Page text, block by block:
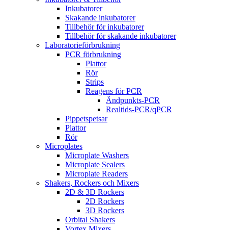
Inkubatorer
Skakande inkubatorer
Tillbehör för inkubatorer
Tillbehör för skakande inkubatorer
Laboratorieförbrukning
PCR förbrukning
Plattor
Rör
Strips
Reagens för PCR
Ändpunkts-PCR
Realtids-PCR/qPCR
Pippetspetsar
Plattor
Rör
Microplates
Microplate Washers
Microplate Sealers
Microplate Readers
Shakers, Rockers och Mixers
2D & 3D Rockers
2D Rockers
3D Rockers
Orbital Shakers